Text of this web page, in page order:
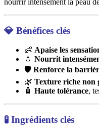
nourrir intensément la peau
💎 Bénéfices clés
👶 Apaise les
💧 Nourrit
🛡️ Renforce la
🌿 Texture riche non
🧴 Haute tolérance,
🧪 Ingrédients clés